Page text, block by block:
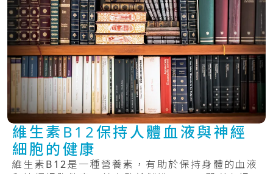
維生素B12保持人體血液與神經
細胞的健康
維生素B12是一種營養素，有助於保持身體的血液